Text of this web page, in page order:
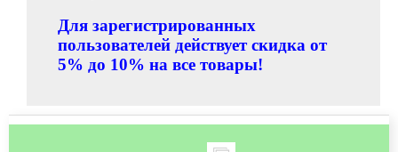
Для зарегистрированных
пользователей действует скидка от
5% до 10% на все товары!